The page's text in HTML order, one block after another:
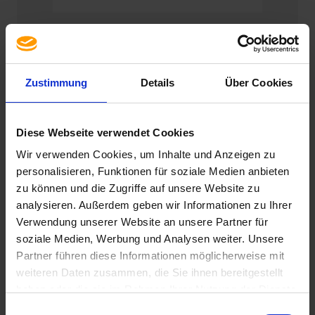
Zustimmung Details Über Cookies
Diese Webseite verwendet Cookies
Wir verwenden Cookies, um Inhalte und Anzeigen zu
personalisieren, Funktionen für soziale Medien anbieten
zu können und die Zugriffe auf unsere Website zu
analysieren. Außerdem geben wir Informationen zu Ihrer
Verwendung unserer Website an unsere Partner für
soziale Medien, Werbung und Analysen weiter. Unsere
Partner führen diese Informationen möglicherweise mit
weiteren Daten zusammen, die Sie ihnen bereitgestellt
bien plus que du Refurbishing
signifie :aucune concession sur la qualité et la
performancetout en réalisant deséconomies
considérables par rapport à l’achat de matériel
neuf. C’est pourquoi nous avons choisi de vous
proposer du matériel Re-Manufactured de
qualité Premium+ –une remise à neuf qui va
bien au-delà du refurbishing classique.
Notre matériel Re-Manufactured est une
nouvelle référence en matière de qualité,
durabilité et rentabilité. Chaque ordinateur